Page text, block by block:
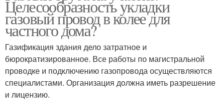
Целесообразность укладки
газовый провод в колее для
частного дома?
Газификация здания дело затратное и
бюрократизированное. Все работы по магистральной
проводке и подключению газопровода осуществляются
специалистами. Организация должна иметь разрешение
и лицензию.